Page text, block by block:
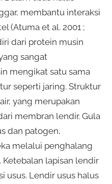
membantu interaksi
(Atuma et al. 2001 ;
dari protein musin
sangat
mengikat satu sama
seperti jaring. Struktur
yang merupakan
membran lendir. Gula
dan patogen,
melalui penghalang
Ketebalan lapisan lendir
usus. Lendir usus halus